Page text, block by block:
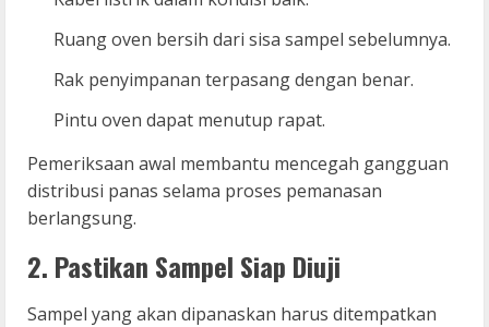
Ruang oven bersih dari sisa sampel sebelumnya.
Rak penyimpanan terpasang dengan benar.
Pintu oven dapat menutup rapat.
Pemeriksaan awal membantu mencegah gangguan
distribusi panas selama proses pemanasan
berlangsung.
2. Pastikan Sampel Siap Diuji
Sampel yang akan dipanaskan harus ditempatkan